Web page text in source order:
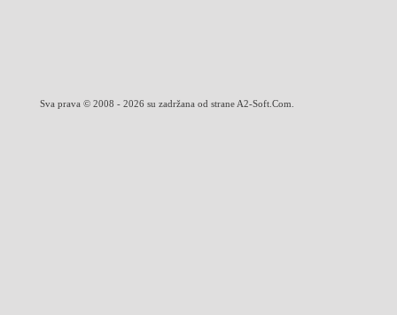
Sva prava © 2008 - 2026 su zadržana od strane A2-Soft.Com.